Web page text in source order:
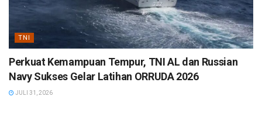
TNI
Perkuat Kemampuan Tempur, TNI AL dan Russian
Navy Sukses Gelar Latihan ORRUDA 2026
JULI 31, 2026